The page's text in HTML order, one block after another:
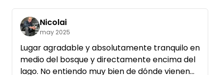
Nicolai
may 2025
Lugar agradable y absolutamente tranquilo en
medio del bosque y directamente encima del
lago. No entiendo muy bien de dónde vienen